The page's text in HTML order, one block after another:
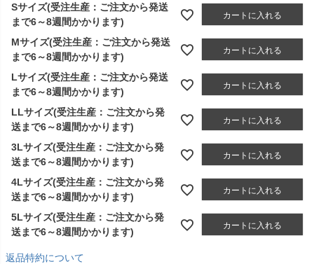
Sサイズ(受注生産：ご注文から発送
まで6～8週間かかります)
カートに入れる
Mサイズ(受注生産：ご注文から発送
まで6～8週間かかります)
カートに入れる
Lサイズ(受注生産：ご注文から発送
まで6～8週間かかります)
カートに入れる
LLサイズ(受注生産：ご注文から発
送まで6～8週間かかります)
カートに入れる
3Lサイズ(受注生産：ご注文から発
送まで6～8週間かかります)
カートに入れる
4Lサイズ(受注生産：ご注文から発
送まで6～8週間かかります)
カートに入れる
5Lサイズ(受注生産：ご注文から発
送まで6～8週間かかります)
カートに入れる
返品特約について